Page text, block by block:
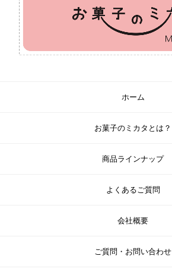
ホーム
お菓子のミカタとは？
商品ラインナップ
よくあるご質問
会社概要
ご質問・お問い合わせ